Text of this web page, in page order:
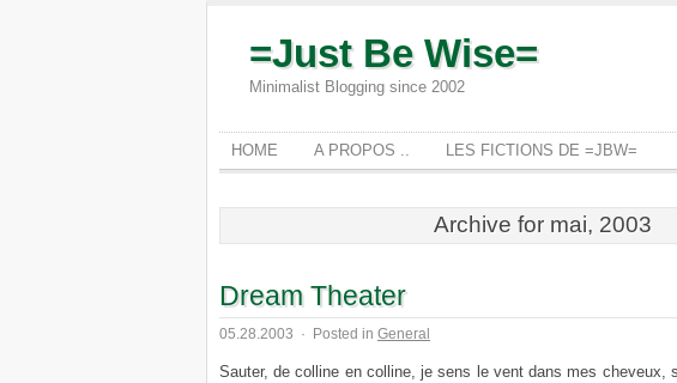
=Just Be Wise=
Minimalist Blogging since 2002
HOME A PROPOS .. LES FICTIONS DE =JBW=
Archive for mai, 2003
Dream Theater
05.28.2003 · Posted in General
Sauter, de colline en colline, je sens le vent dans mes cheveux,